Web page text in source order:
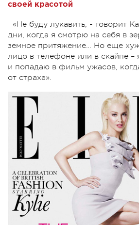
своей красотой
«Не буду лукавить, - говорит
дни, когда я смотрю на себя в
земное притяжение… Но еще
лицо в телефоне или в скайпе –
и попадаю в фильм ужасов,
от страха».